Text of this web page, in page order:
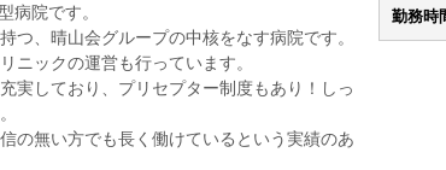
病院です。
つ、晴山会グループの中核をなす病院です。
ニックの運営も行っています。
実しており、プリセプター制度もあり！しっ
の無い方でも長く働けているという実績のあ
勤務時